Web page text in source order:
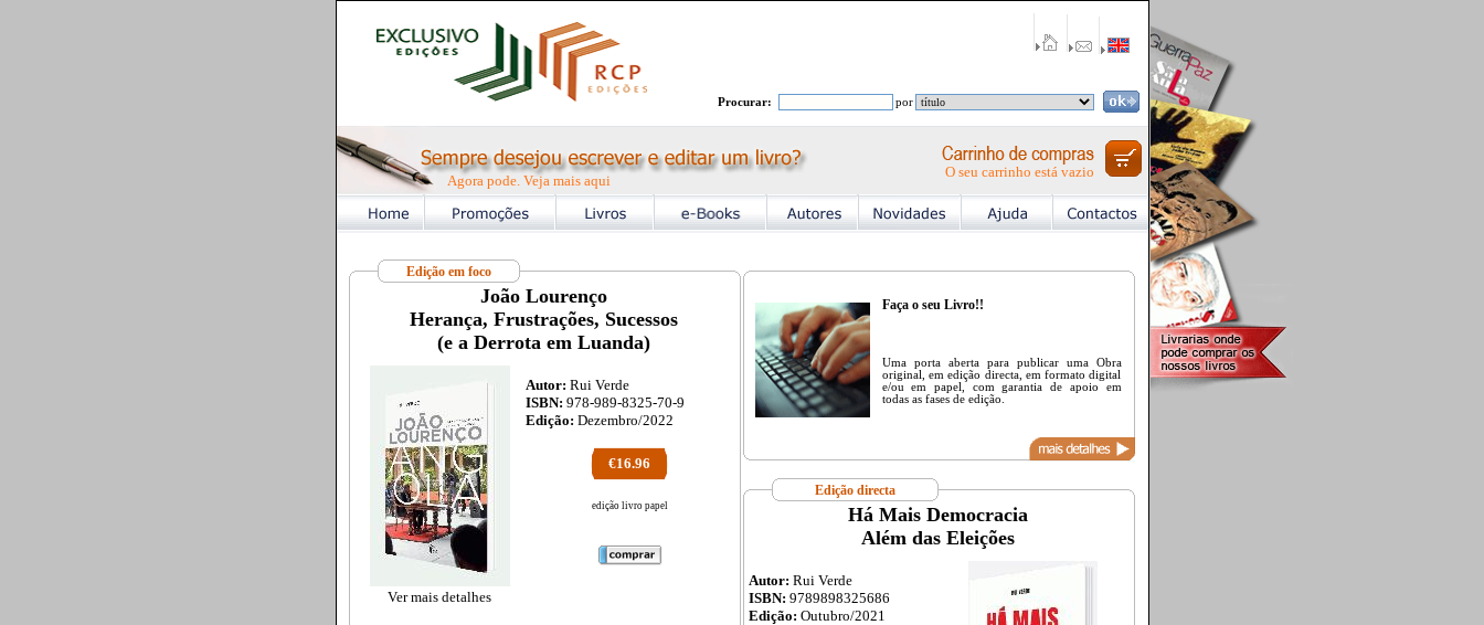
Procurar: por
Agora pode. Veja mais aqui
O seu carrinho está vazio
Edição em foco
João Lourenço
Herança, Frustrações, Sucessos
(e a Derrota em Luanda)
Autor: Rui Verde
ISBN: 978-989-8325-70-9
Edição: Dezembro/2022
€16.96
edição livro papel
Ver mais detalhes
Faça o seu Livro!!
Uma porta aberta para publicar uma Obra
original, em edição directa, em formato digital
e/ou em papel, com garantia de apoio em
todas as fases de edição.
Edição directa
Há Mais Democracia
Além das Eleições
Autor: Rui Verde
ISBN: 9789898325686
Edição: Outubro/2021